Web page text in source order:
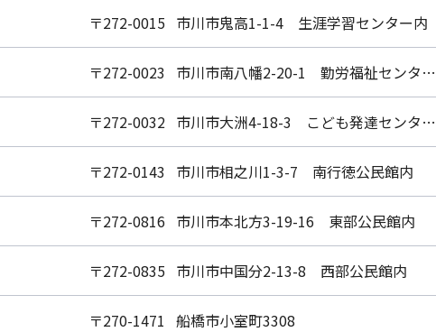
〒272-0015 市川市鬼高1-1-4 生涯学習センター内
〒272-0023 市川市南八幡2-20-1 勤労福祉センター内
〒272-0032 市川市大洲4-18-3 こども発達センター内
〒272-0143 市川市相之川1-3-7 南行徳公民館内
〒272-0816 市川市本北方3-19-16 東部公民館内
〒272-0835 市川市中国分2-13-8 西部公民館内
〒270-1471 船橋市小室町3308